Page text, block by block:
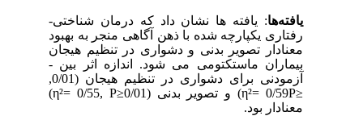
یافته‌ها: یافته ­ها نشان داد که درمان شناختی­-
رفتاری یکپارچه شده با ذهن ­آگاهی منجر به بهبود
معنادار تصویر بدنی و دشواری در تنظیم هیجان
بیماران ماستکتومی می ­شود. اندازه اثر بین ­
آزمودنی برای دشواری در تنظیم هیجان)
0/01
,
P≥
0/59
η²=) و تصویر بدنی )
0/01
, P≥
0/55
η²=
)
معنادار بود.